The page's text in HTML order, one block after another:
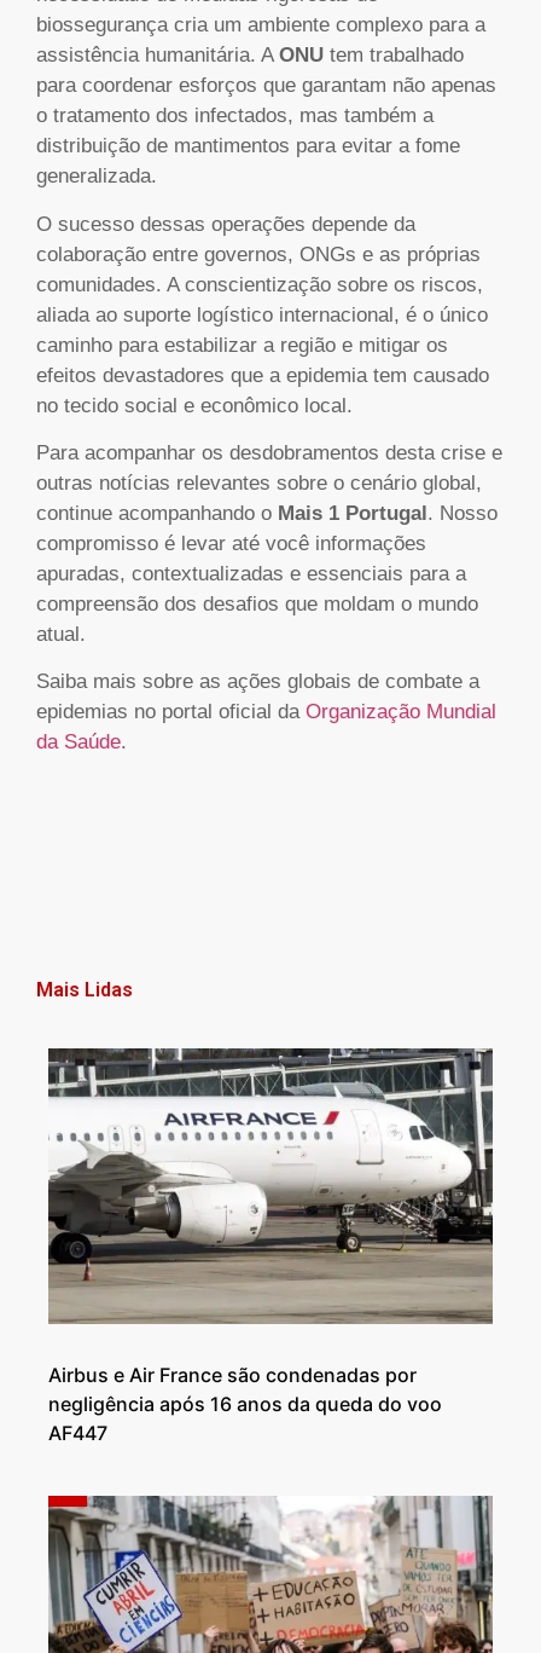
biossegurança cria um ambiente complexo para a
assistência humanitária. A ONU tem trabalhado
para coordenar esforços que garantam não apenas
o tratamento dos infectados, mas também a
distribuição de mantimentos para evitar a fome
generalizada.
O sucesso dessas operações depende da
colaboração entre governos, ONGs e as próprias
comunidades. A conscientização sobre os riscos,
aliada ao suporte logístico internacional, é o único
caminho para estabilizar a região e mitigar os
efeitos devastadores que a epidemia tem causado
no tecido social e econômico local.
Para acompanhar os desdobramentos desta crise e
outras notícias relevantes sobre o cenário global,
continue acompanhando o Mais 1 Portugal. Nosso
compromisso é levar até você informações
apuradas, contextualizadas e essenciais para a
compreensão dos desafios que moldam o mundo
atual.
Saiba mais sobre as ações globais de combate a
epidemias no portal oficial da Organização Mundial
da Saúde.
Mais Lidas
Airbus e Air France são condenadas por
negligência após 16 anos da queda do voo
AF447